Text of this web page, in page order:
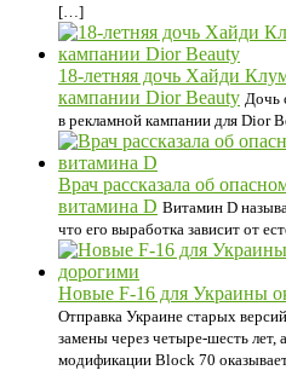
[…]
18-летняя дочь Хайди
кампании Dior Beauty Дочь
в рекламной кампании для Dior
Врач рассказала об
витамина D Витамин D
что его выработка зависит от
Новые F-16 для Украины
Отправка Украине старых
замены через четыре-шесть лет,
модификации Block 70